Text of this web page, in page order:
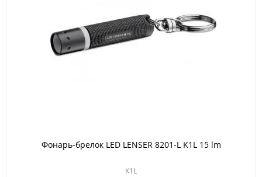
Фонарь-брелок LED LENSER 8201-L K1L 15 lm
K1L